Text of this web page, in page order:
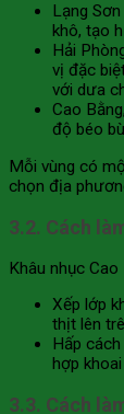
Lạng
khô, tạo
Hải
vị đặc
với dưa
Cao
độ béo
Mỗi vùng có
chọn địa
3.2. Cách
Khâu nhục
Xếp lớp
thịt lên
Hấp
hợp
3.3. Cách